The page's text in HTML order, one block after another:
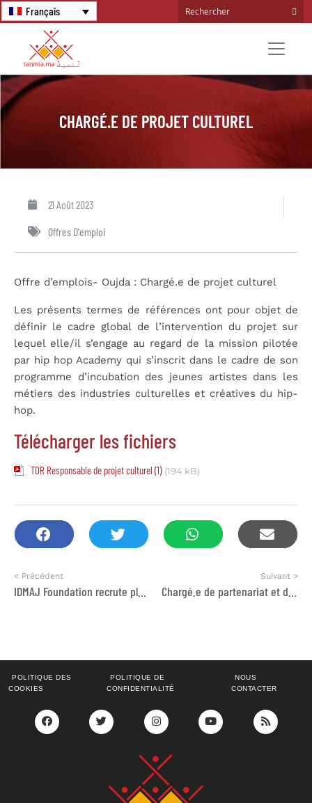
Français
CHARGÉ.E DE PROJET CULTUREL
21 Août 2023
Offres D'emploi
Offre d’emplois- Oujda : Chargé.e de projet culturel
Les présents termes de références ont pour objet de
définir le cadre global de l’intervention du projet sur
lequel elle/il s’engage au regard de la mission pilotée
par hip hop Academy qui s’inscrit dans le cadre de son
programme d’incubation des jeunes artistes dans les
métiers des industries culturelles et créatives du hip-
hop.
Télécharger les fichiers
TDR Responsable de projet culturel (1) (194 kB)
< Précédent Suivant >
POLITIQUE DES
COOKIES
POLITIQUE DE
CONFIDENTIALITÉ
NOUS
CONTACTER